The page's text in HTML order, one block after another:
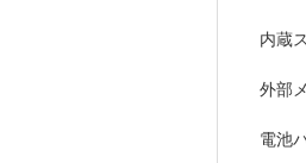
内蔵
外部
電池